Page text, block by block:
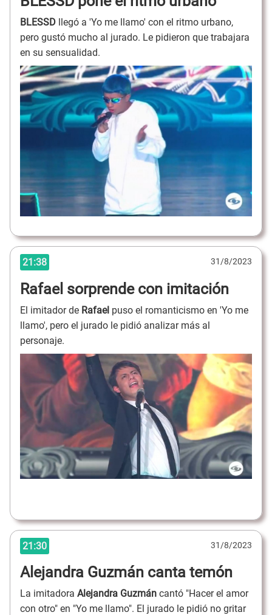
BLESSD llegó a 'Yo me llamo' con el ritmo urbano,
pero gustó mucho al jurado. Le pidieron que trabajara
en su sensualidad.
21:38 31/8/2023
Rafael sorprende con imitación
El imitador de Rafael puso el romanticismo en 'Yo me
llamo', pero el jurado le pidió analizar más al
personaje.
21:30 31/8/2023
Alejandra Guzmán canta temón
La imitadora Alejandra Guzmán cantó "Hacer el amor
con otro" en "Yo me llamo". El jurado le pidió no gritar